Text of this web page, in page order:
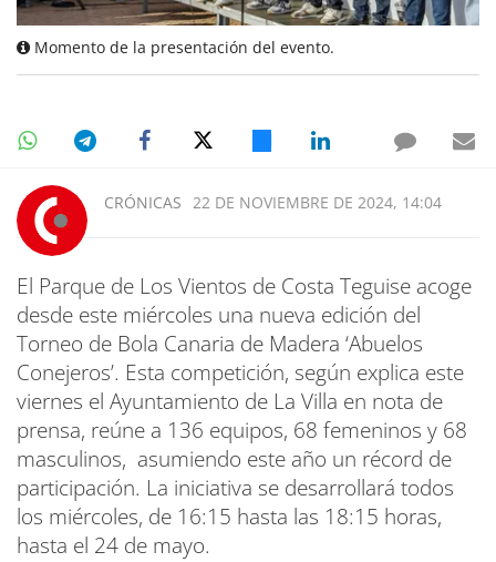
Momento de la presentación del evento.
CRÓNICAS 22 DE NOVIEMBRE DE 2024, 14:04
El Parque de Los Vientos de Costa Teguise acoge
desde este miércoles una nueva edición del
Torneo de Bola Canaria de Madera ‘Abuelos
Conejeros’. Esta competición, según explica este
viernes el Ayuntamiento de La Villa en nota de
prensa, reúne a 136 equipos, 68 femeninos y 68
masculinos, asumiendo este año un récord de
participación. La iniciativa se desarrollará todos
los miércoles, de 16:15 hasta las 18:15 horas,
hasta el 24 de mayo.